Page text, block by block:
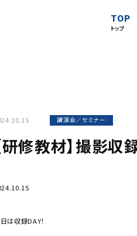
TOP
トップ
講演会／セミナー
研修教材】撮影収
は収録DAY！